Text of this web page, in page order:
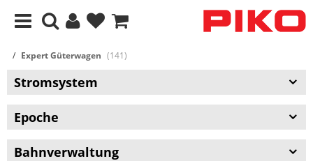
Expert Güterwagen (141)
Stromsystem
Epoche
Bahnverwaltung